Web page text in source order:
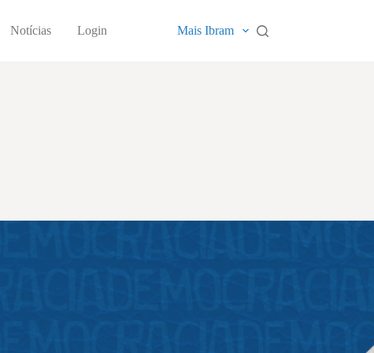
Notícias Login Mais Ibram